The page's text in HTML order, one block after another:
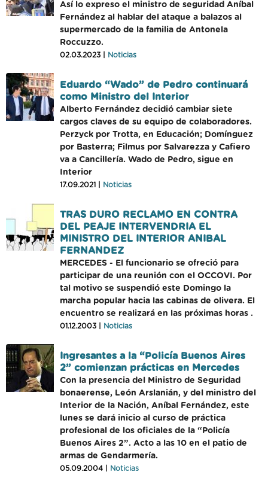
Así lo expreso el ministro de seguridad Aníbal
Fernández al hablar del ataque a balazos al
supermercado de la familia de Antonela
Roccuzzo.
02.03.2023 | Noticias
Eduardo “Wado” de Pedro continuará
como Ministro del Interior
Alberto Fernández decidió cambiar siete
cargos claves de su equipo de colaboradores.
Perzyck por Trotta, en Educación; Domínguez
por Basterra; Filmus por Salvarezza y Cafiero
va a Cancillería. Wado de Pedro, sigue en
Interior
17.09.2021 | Noticias
TRAS DURO RECLAMO EN CONTRA
DEL PEAJE INTERVENDRIA EL
MINISTRO DEL INTERIOR ANIBAL
FERNANDEZ
MERCEDES - El funcionario se ofreció para
participar de una reunión con el OCCOVI. Por
tal motivo se suspendió este Domingo la
marcha popular hacia las cabinas de olivera. El
encuentro se realizará en las próximas horas .
01.12.2003 | Noticias
Ingresantes a la “Policía Buenos Aires
2” comienzan prácticas en Mercedes
Con la presencia del Ministro de Seguridad
bonaerense, León Arslanián, y del ministro del
Interior de la Nación, Aníbal Fernández, este
lunes se dará inicio al curso de práctica
profesional de los oficiales de la “Policía
Buenos Aires 2”. Acto a las 10 en el patio de
armas de Gendarmería.
05.09.2004 | Noticias